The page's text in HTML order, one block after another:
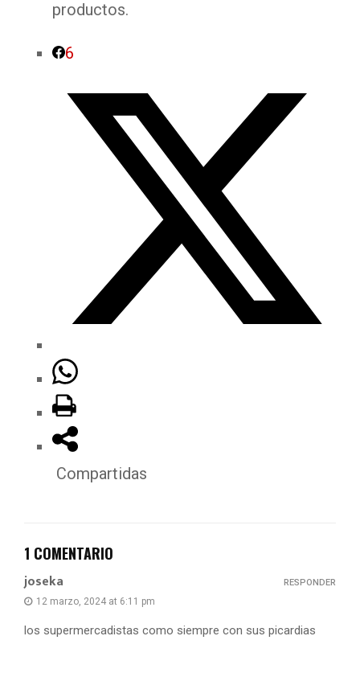
productos.
6
Compartidas
1 COMENTARIO
joseka
12 marzo, 2024 at 6:11 pm
los supermercadistas como siempre con sus picardias
RESPONDER